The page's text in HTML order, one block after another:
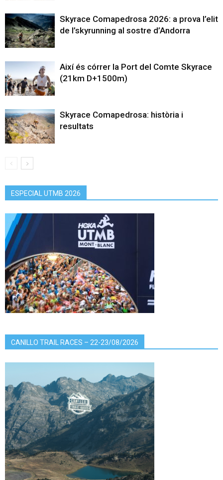
Skyrace Comapedrosa 2026: a prova l’elit
de l’skyrunning al sostre d’Andorra
Així és córrer la Port del Comte Skyrace
(21km D+1500m)
Skyrace Comapedrosa: història i
resultats
ESPECIAL UTMB 2026
CANILLO TRAIL RACES – 22-23/08/2026